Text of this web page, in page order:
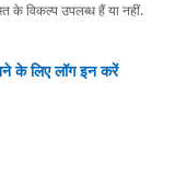
के विकल्प उपलब्ध हैं या नहीं.
के लिए लॉग इन करें